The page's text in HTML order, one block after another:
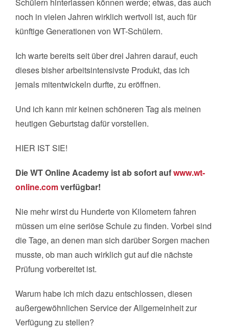
noch in vielen Jahren wirklich wertvoll ist, auch für
künftige Generationen von WT-Schülern.
Ich warte bereits seit über drei Jahren darauf, euch
dieses bisher arbeitsintensivste Produkt, das ich
jemals mitentwickeln durfte, zu eröffnen.
Und ich kann mir keinen schöneren Tag als meinen
heutigen Geburtstag dafür vorstellen.
HIER IST SIE!
Die WT Online Academy ist ab sofort aufwww.wt-
online.comverfügbar!
Nie mehr wirst du Hunderte von Kilometern fahren
müssen um eine seriöse Schule zu finden. Vorbei sind
die Tage, an denen man sich darüber Sorgen machen
musste, ob man auch wirklich gut auf die nächste
Prüfung vorbereitet ist.
Warum habe ich mich dazu entschlossen, diesen
außergewöhnlichen Service der Allgemeinheit zur
Verfügung zu stellen?